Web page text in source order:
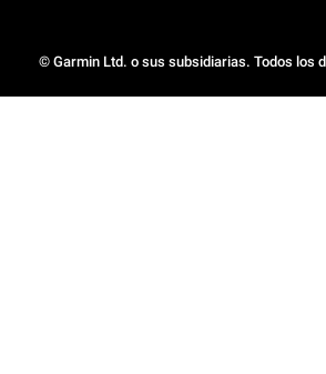
© Garmin Ltd. o sus subsidiarias. Todos los